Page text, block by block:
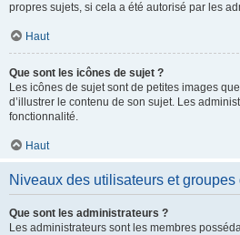
propres sujets, si cela a été autorisé par les
Haut
Que sont les icônes de sujet ?
Les icônes de sujet sont de petites images
d’illustrer le contenu de son sujet. Les
fonctionnalité.
Haut
Niveaux des utilisateurs et groupes
Que sont les administrateurs ?
Les administrateurs sont les membres